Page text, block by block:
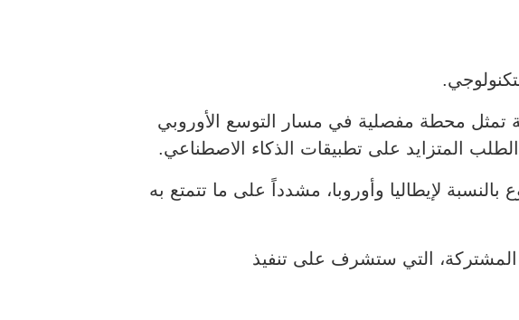
تمثل محطة مفصلية في مسار التوسع الأوروبي
المتزايد على تطبيقات الذكاء الاصطناعي.
لإيطاليا وأوروبا، مشدداً على ما تتمتع به
المشتركة، التي ستشرف على تنفيذ